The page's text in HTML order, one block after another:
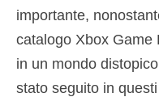
importante,
catalogo Xbox Game
in un mondo
stato seguito in